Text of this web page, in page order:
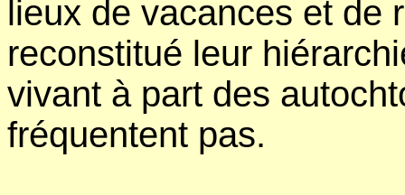
lieux de vacances et de
reconstitué leur
vivant à part des
fréquentent pas.